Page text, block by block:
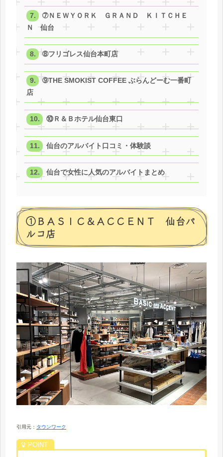
➆ＮＥＷＹＯＲＫ ＧＲＡＮＤ ＫＩＴＣＨＥ
Ｎ 仙台
➇フリゴレス仙台本町店
➈THE SMOKIST COFFEE ぶらんどーむ一番町
店
⑩Ｒ＆Ｂホテル仙台東口
仙台のアルバイト口コミ・体験談
仙台で女性に人気のアルバイトまとめ
①ＢＡＳＩＣ＆ＡＣＣＥＮＴ 仙台パ
ルコ店
引用元： タウンワーク